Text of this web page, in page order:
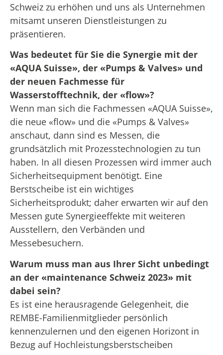
Schweiz zu erhöhen und uns als Unternehmen
mitsamt unseren Dienstleistungen zu
präsentieren.
Was bedeutet für Sie die Synergie mit der
«AQUA Suisse», der «Pumps & Valves» und
der neuen Fachmesse für
Wasserstofftechnik, der «flow»?
Wenn man sich die Fachmessen «AQUA Suisse»,
die neue «flow» und die «Pumps & Valves»
anschaut, dann sind es Messen, die
grundsätzlich mit Prozesstechnologien zu tun
haben. In all diesen Prozessen wird immer auch
Sicherheitsequipment benötigt. Eine
Berstscheibe ist ein wichtiges
Sicherheitsprodukt; daher erwarten wir auf den
Messen gute Synergieeffekte mit weiteren
Ausstellern, den Verbänden und
Messebesuchern.
Warum muss man aus Ihrer Sicht unbedingt
an der «maintenance Schweiz 2023» mit
dabei sein?
Es ist eine herausragende Gelegenheit, die
REMBE-Familienmitglieder persönlich
kennenzulernen und den eigenen Horizont in
Bezug auf Hochleistungsberstscheiben